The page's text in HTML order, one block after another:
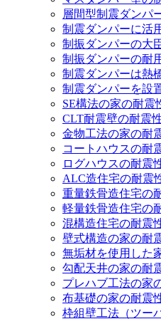
層間型制震ダンパ
制震ダンパーに活
制振ダンパーの大
制振ダンパーの耐
制震ダンパーは熱
制震ダンパーを設
SE構法の家の耐震
CLT耐震壁の耐震
金物工法の家の耐
コートハウスの耐
ログハウスの耐震
ALC造住宅の耐震
重量鉄骨造住宅の
軽量鉄骨造住宅の
混構造住宅の耐震
壁式構造の家の耐
無垢材を使用した
勾配天井の家の耐
プレハブ工法の家
布基礎の家の耐震
枠組壁工法（ツー